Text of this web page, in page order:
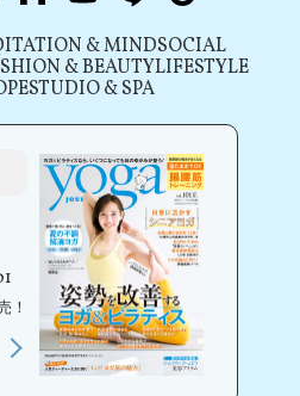
& MINDSOCIAL
& BEAUTYLIFESTYLE
STUDIO & SPA
！